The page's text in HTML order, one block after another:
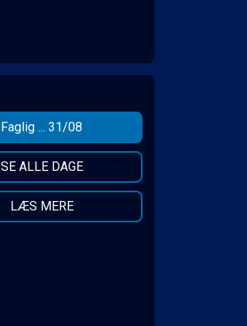
Faglig ... 31/08
SE ALLE DAGE
LÆS MERE